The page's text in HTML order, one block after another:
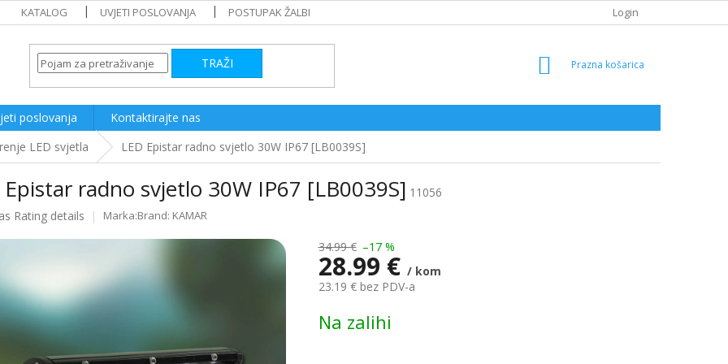
KATALOG UVJETI POSLOVANJA POSTUPAK ŽALBI Login
TRAŽI
SHOPPING
poslovanja
Kontaktirajte nas
LED svjetla LED Epistar radno svjetlo 30W IP67 [LB0039S]
Epistar radno svjetlo 30W IP67 [LB0039S] 11056
Rating details Brand: KAMAR
34.99 € –17 %
28.99 € / kom
23.19 € bez PDV-a
price:
Na zalihi